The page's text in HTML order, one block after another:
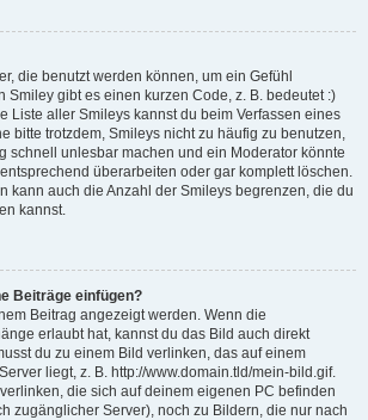
die benutzt werden können, um ein Gefühl
Smiley gibt es einen kurzen Code, z. B. bedeutet :)
Liste aller Smileys kannst du beim Verfassen eines
bitte trotzdem, Smileys nicht zu häufig zu benutzen,
schnell unlesbar machen und ein Moderator könnte
überarbeiten oder gar komplett löschen.
kann auch die Anzahl der Smileys begrenzen, die du
kannst.
Beiträge einfügen?
Beitrag angezeigt werden. Wenn die
erlaubt hat, kannst du das Bild auch direkt
du zu einem Bild verlinken, das auf einem
liegt, z. B. http://www.domain.tld/mein-bild.gif.
die sich auf deinem eigenen PC befinden
zugänglicher Server), noch zu Bildern, die nur nach